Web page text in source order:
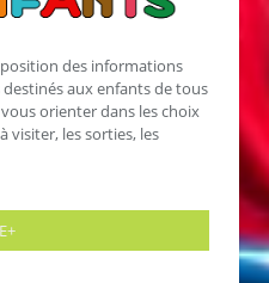
des informations
aux enfants de tous
orienter dans les choix
visiter, les sorties, les